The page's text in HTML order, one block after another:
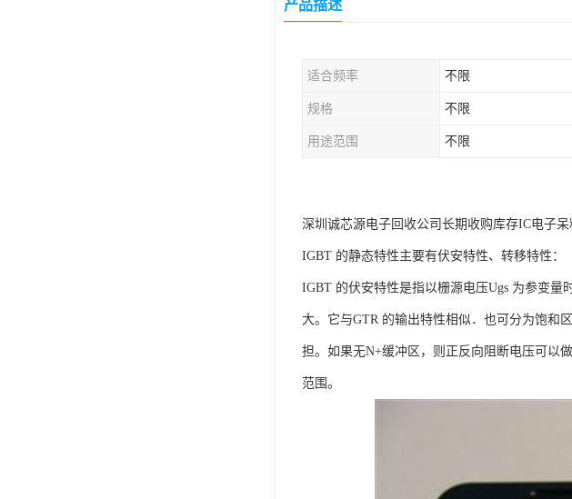
产品描述
适合频率 不限
规格 不限
用途范围 不限
深圳诚芯源电子回收公司长期收购库存IC电子
IGBT 的静态特性主要有伏安特性、转移特性：
IGBT 的伏安特性是指以栅源电压Ugs 为参变量
大。它与GTR 的输出特性相似．也可分为饱和
担。如果无N+缓冲区，则正反向阻断电压可以
范围。